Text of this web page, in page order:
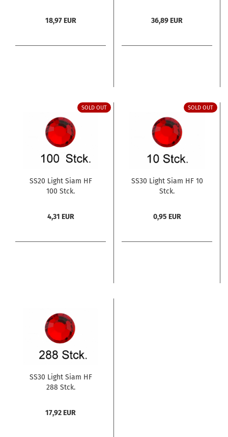
18,97 EUR 36,89 EUR
SOLD OUT
SS20 Light Siam HF
100 Stck.
4,31 EUR
SOLD OUT
SS30 Light Siam HF 10
Stck.
0,95 EUR
SS30 Light Siam HF
288 Stck.
17,92 EUR